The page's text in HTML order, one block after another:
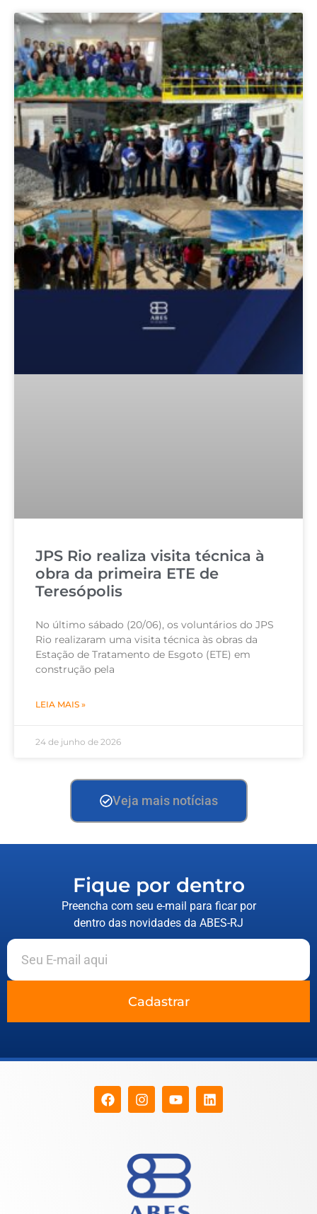
JPS Rio realiza visita técnica à
obra da primeira ETE de
Teresópolis
No último sábado (20/06), os voluntários do JPS
Rio realizaram uma visita técnica às obras da
Estação de Tratamento de Esgoto (ETE) em
construção pela
LEIA MAIS »
24 de junho de 2026
Veja mais notícias
Fique por dentro
Preencha com seu e-mail para ficar por
dentro das novidades da ABES-RJ
Cadastrar